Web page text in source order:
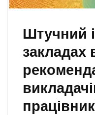
Штучний
закладах